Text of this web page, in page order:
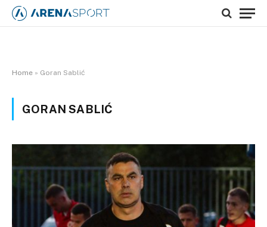
Home » Goran Sablić
GORAN SABLIĆ